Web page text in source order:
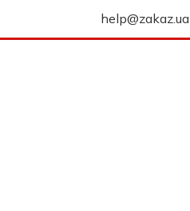
help@zakaz.ua